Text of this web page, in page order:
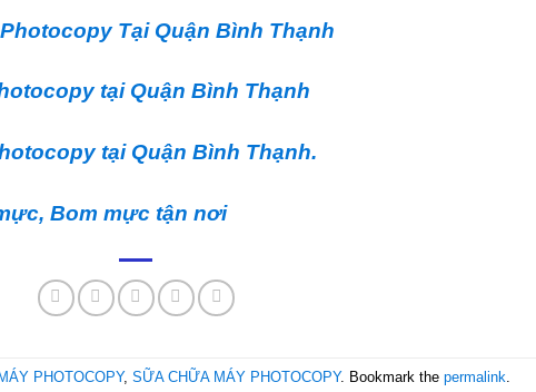
Tại Quận Bình Thạnh
tại Quận Bình Thạnh
tại Quận Bình Thạnh.
Bom mực tận nơi
PHOTOCOPY, SỮA CHỮA MÁY PHOTOCOPY. Bookmark the permalink